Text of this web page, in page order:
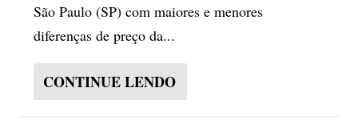
São Paulo (SP) com maiores e menores
diferenças de preço da...
CONTINUE LENDO